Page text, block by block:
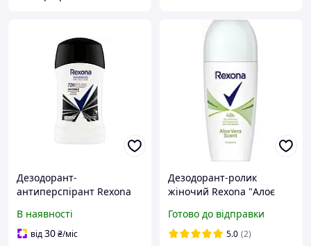
Дезодорант-
антиперспірант Rexona
72г, для чорного та білого
"Lv"
В наявності
від30₴/міс
Дезодорант-ролик
жіночий Rexona "Алоє
Готово до відправки
5.0 (2)